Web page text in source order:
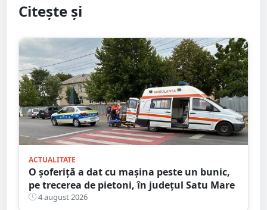
Citește și
ACTUALITATE
O șoferiță a dat cu mașina peste un bunic,
pe trecerea de pietoni, în județul Satu Mare
4 august 2026